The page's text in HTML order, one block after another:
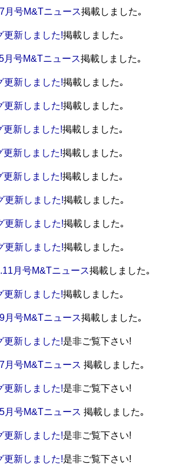
月号M&Tニュース掲載しました｡
更新しました!掲載しました｡
月号M&Tニュース掲載しました｡
更新しました!掲載しました｡
更新しました!掲載しました｡
更新しました!掲載しました｡
更新しました!掲載しました｡
更新しました!掲載しました｡
更新しました!掲載しました｡
更新しました!掲載しました｡
更新しました!掲載しました｡
月号M&Tニュース掲載しました｡
更新しました!掲載しました｡
月号M&Tニュース掲載しました｡
更新しました!是非ご覧下さい!
月号M&Tニュース 掲載しました｡
更新しました!是非ご覧下さい!
月号M&Tニュース 掲載しました｡
更新しました!是非ご覧下さい!
更新しました!是非ご覧下さい!